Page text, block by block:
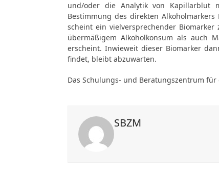
und/oder die Analytik von Kapillarblut
Bestimmung des direkten
scheint ein vielversprechender
übermäßigem Alkoholkonsum als auch
erscheint. Inwieweit dieser Biomarker
findet, bleibt abzuwarten.
Das Schulungs- und Beratungszentrum
SBZM